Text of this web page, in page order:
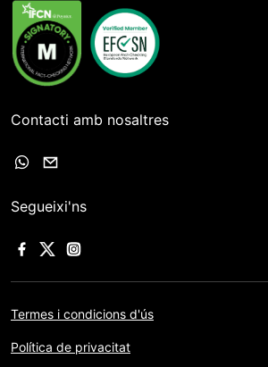
Contacti amb nosaltres
Segueixi'ns
Termes i condicions d'ús
Política de privacitat